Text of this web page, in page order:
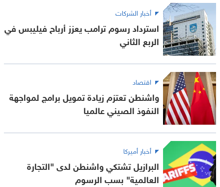
أخبار الشركات
استرداد رسوم ترامب يعزز أرباح فيليبس في
الربع الثاني
اقتصاد
واشنطن تعتزم زيادة تمويل برامج لمواجهة
النفوذ الصيني عالميا
أخبار أميركا
البرازيل تشتكي واشنطن لدى "التجارة
العالمية" بسب الرسوم